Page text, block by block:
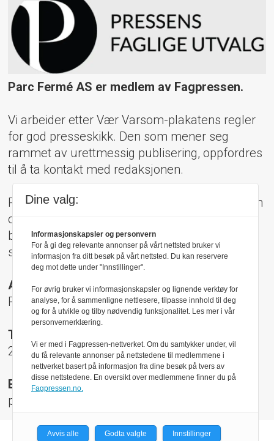
Parc Fermé AS er medlem av Fagpressen.
Vi arbeider etter Vær Varsom-plakatens regler
for god presseskikk. Den som mener seg
rammet av urettmessig publisering, oppfordres
til å ta kontakt med redaksjonen.
Pressens Faglige Utvalg (PFU) er et klageorgan
oppnevnt av Norsk Presseforbund som
behandler klager mot mediene i presseetiske
spørsmål.
Adresse:
Rådhusgt 17, 0158 Oslo
Telefon:
22 40 50 40
E-post:
pfu@presse.no
Dine valg:
Informasjonskapsler og personvern
For å gi deg relevante annonser på vårt nettsted bruker vi
informasjon fra ditt besøk på vårt nettsted. Du kan reservere
deg mot dette under "Innstillinger".
For øvrig bruker vi informasjonskapsler og lignende verktøy for
analyse, for å sammenligne nettlesere, tilpasse innhold til deg
og for å utvikle og tilby nødvendig funksjonalitet. Les mer i vår
personvernerklæring.
Vi er med i Fagpressen-nettverket. Om du samtykker under, vil
du få relevante annonser på nettstedene til medlemmene i
nettverket basert på informasjon fra dine besøk på tvers av
disse nettstedene. En oversikt over medlemmene finner du på
Fagpressen.no.
Avvis alle Godta valgte Innstillinger